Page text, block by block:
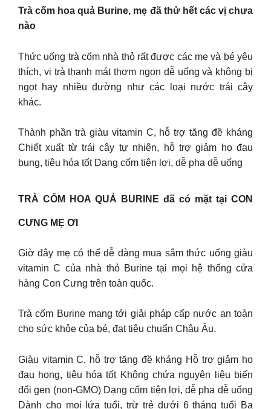
Trà cốm hoa quả Burine, mẹ đã thử hết các vị chưa
nào
Thức uống trà cốm nhà thỏ rất được các mẹ và bé yêu
thích, vị trà thanh mát thơm ngon dễ uống và không bị
ngọt hay nhiều đường như các loại nước trái cây
khác.
Thành phần trà giàu vitamin C, hỗ trợ tăng đề kháng
Chiết xuất từ trái cây tự nhiên, hỗ trợ giảm ho đau
bụng, tiêu hóa tốt Dạng cốm tiện lợi, dễ pha dễ uống
TRÀ CỐM HOA QUẢ BURINE đã có mặt tại CON
CƯNG MẸ ƠI
Giờ đây mẹ có thể dễ dàng mua sắm thức uống giàu
vitamin C của nhà thỏ Burine tại mọi hệ thống cửa
hàng Con Cưng trên toàn quốc.
Trà cốm Burine mang tới giải pháp cấp nước an toàn
cho sức khỏe của bé, đạt tiêu chuẩn Châu Âu.
Giàu vitamin C, hỗ trợ tăng đề kháng Hỗ trợ giảm ho
đau họng, tiêu hóa tốt Không chứa nguyên liệu biến
đổi gen (non-GMO) Dạng cốm tiện lợi, dễ pha dễ uống
Dành cho mọi lứa tuổi, trừ trẻ dưới 6 tháng tuổi Ba